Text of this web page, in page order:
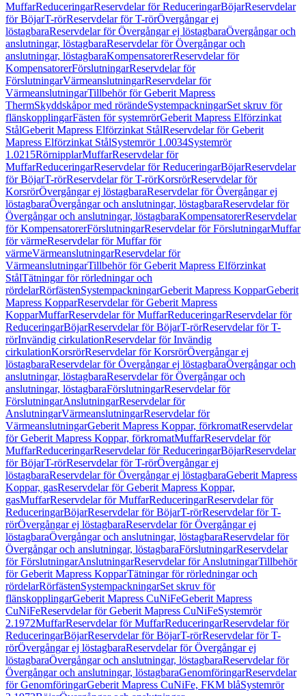
MuffarReduceringarReservdelar för ReduceringarBöjarReservdelar
för BöjarT-rörReservdelar för T-rörÖvergångar ej
löstagbaraReservdelar för Övergångar ej löstagbaraÖvergångar och
anslutningar, löstagbaraReservdelar för Övergångar och
anslutningar, löstagbaraKompensatorerReservdelar för
KompensatorerFörslutningarReservdelar för
FörslutningarVärmeanslutningarReservdelar för
VärmeanslutningarTillbehör för Geberit Mapress
ThermSkyddskåpor med rörändeSystempackningarSet skruv för
flänskopplingarFästen för systemrörGeberit Mapress Elförzinkat
StålGeberit Mapress Elförzinkat StålReservdelar för Geberit
Mapress Elförzinkat StålSystemrör 1.0034Systemrör
1.0215RörnipplarMuffarReservdelar för
MuffarReduceringarReservdelar för ReduceringarBöjarReservdelar
för BöjarT-rörReservdelar för T-rörKorsrörReservdelar för
KorsrörÖvergångar ej löstagbaraReservdelar för Övergångar ej
löstagbaraÖvergångar och anslutningar, löstagbaraReservdelar för
Övergångar och anslutningar, löstagbaraKompensatorerReservdelar
för KompensatorerFörslutningarReservdelar för FörslutningarMuffar
för värmeReservdelar för Muffar för
värmeVärmeanslutningarReservdelar för
VärmeanslutningarTillbehör för Geberit Mapress Elförzinkat
StålTätningar för rörledningar och
rördelarRörfästenSystempackningarGeberit Mapress KopparGeberit
Mapress KopparReservdelar för Geberit Mapress
KopparMuffarReservdelar för MuffarReduceringarReservdelar för
ReduceringarBöjarReservdelar för BöjarT-rörReservdelar för T-
rörInvändig cirkulationReservdelar för Invändig
cirkulationKorsrörReservdelar för KorsrörÖvergångar ej
löstagbaraReservdelar för Övergångar ej löstagbaraÖvergångar och
anslutningar, löstagbaraReservdelar för Övergångar och
anslutningar, löstagbaraFörslutningarReservdelar för
FörslutningarAnslutningarReservdelar för
AnslutningarVärmeanslutningarReservdelar för
VärmeanslutningarGeberit Mapress Koppar, förkromatReservdelar
för Geberit Mapress Koppar, förkromatMuffarReservdelar för
MuffarReduceringarReservdelar för ReduceringarBöjarReservdelar
för BöjarT-rörReservdelar för T-rörÖvergångar ej
löstagbaraReservdelar för Övergångar ej löstagbaraGeberit Mapress
Koppar, gasReservdelar för Geberit Mapress Koppar,
gasMuffarReservdelar för MuffarReduceringarReservdelar för
ReduceringarBöjarReservdelar för BöjarT-rörReservdelar för T-
rörÖvergångar ej löstagbaraReservdelar för Övergångar ej
löstagbaraÖvergångar och anslutningar, löstagbaraReservdelar för
Övergångar och anslutningar, löstagbaraFörslutningarReservdelar
för FörslutningarAnslutningarReservdelar för AnslutningarTillbehör
för Geberit Mapress KopparTätningar för rörledningar och
rördelarRörfästenSystempackningarSet skruv för
flänskopplingarGeberit Mapress CuNiFeGeberit Mapress
CuNiFeReservdelar för Geberit Mapress CuNiFeSystemrör
2.1972MuffarReservdelar för MuffarReduceringarReservdelar för
ReduceringarBöjarReservdelar för BöjarT-rörReservdelar för T-
rörÖvergångar ej löstagbaraReservdelar för Övergångar ej
löstagbaraÖvergångar och anslutningar, löstagbaraReservdelar för
Övergångar och anslutningar, löstagbaraGenomföringarReservdelar
för GenomföringarGeberit Mapress CuNiFe, FKM blåSystemrör